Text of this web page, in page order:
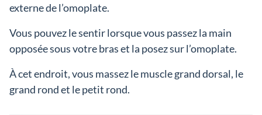
externe de l’omoplate.
Vous pouvez le sentir lorsque vous passez la main
opposée sous votre bras et la posez sur l’omoplate.
À cet endroit, vous massez le muscle grand dorsal, le
grand rond et le petit rond.